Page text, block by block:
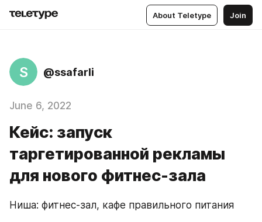
About Teletype Join
S @ssafarli
June 6, 2022
Кейс: запуск
таргетированной рекламы
для нового фитнес-зала
Ниша: фитнес-зал, кафе правильного питания